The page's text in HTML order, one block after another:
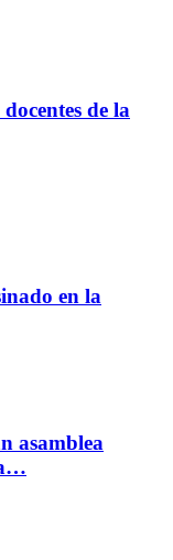
de la
en la
asamblea